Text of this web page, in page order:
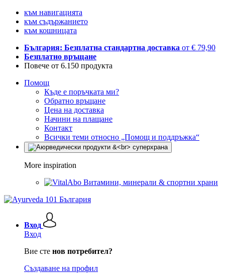
към навигацията
към съдържанието
към кошницата
България: Безплатна стандартна доставка от € 79,90
Безплатно връщане
Повече от 6.150 продукта
Помощ
Къде е поръчката ми?
Обратно връщане
Цена на доставка
Начини на плащане
Контакт
Всички теми относно „Помощ и поддръжка“
More inspiration
Витамини, минерали & спортни храни
Вход
Вход
Вие сте нов потребител?
Създаване на профил